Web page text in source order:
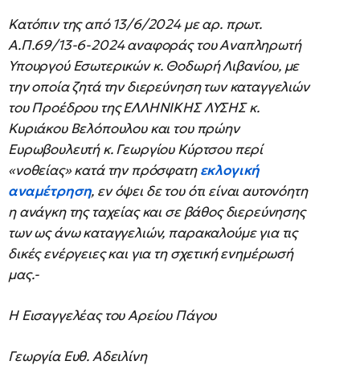
Κατόπιν της από 13/6/2024 με αρ. πρωτ.
Α.Π.69/13-6-2024 αναφοράς του Αναπληρωτή
Υπουργού Εσωτερικών κ. Θοδωρή Λιβανίου, με
την οποία ζητά την διερεύνηση των καταγγελιών
του Προέδρου της ΕΛΛΗΝΙΚΗΣ ΛΥΣΗΣ κ.
Κυριάκου Βελόπουλου και του πρώην
Ευρωβουλευτή κ. Γεωργίου Κύρτσου περί
«νοθείας» κατά την πρόσφατηεκλογική
αναμέτρηση, εν όψει δε του ότι είναι αυτονόητη
η ανάγκη της ταχείας και σε βάθος διερεύνησης
των ως άνω καταγγελιών, παρακαλούμε για τις
δικές ενέργειες και για τη σχετική ενημέρωσή
μας.-
Η Εισαγγελέας του Αρείου Πάγου
Γεωργία Ευθ. Αδειλίνη